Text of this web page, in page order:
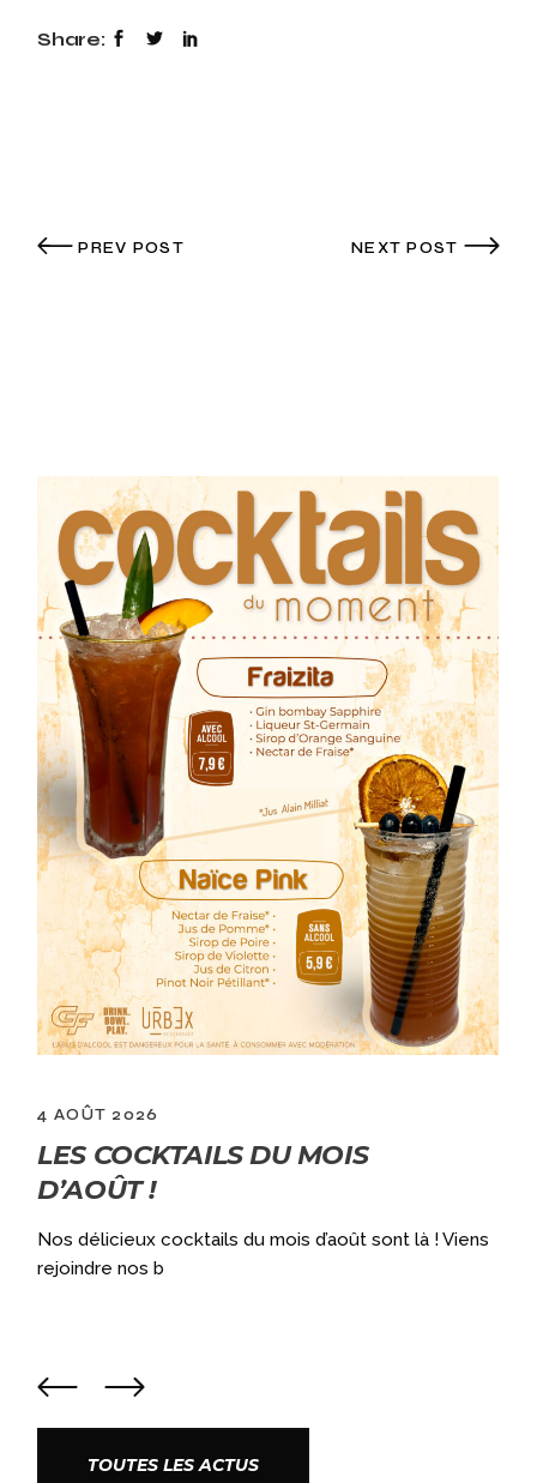
Share:
PREV POST NEXT POST
4 AOÛT 2026
LES COCKTAILS DU MOIS
D’AOÛT !
Nos délicieux cocktails du mois d’août sont là ! Viens
rejoindre nos b
TOUTES LES ACTUS